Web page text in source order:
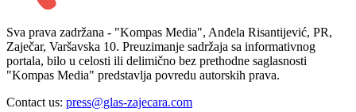
Sva prava zadržana - "Kompas Media", Anđela Risantijević, PR,
Zaječar, Varšavska 10. Preuzimanje sadržaja sa informativnog
portala, bilo u celosti ili delimično bez prethodne saglasnosti
"Kompas Media" predstavlja povredu autorskih prava.
Contact us: press@glas-zajecara.com